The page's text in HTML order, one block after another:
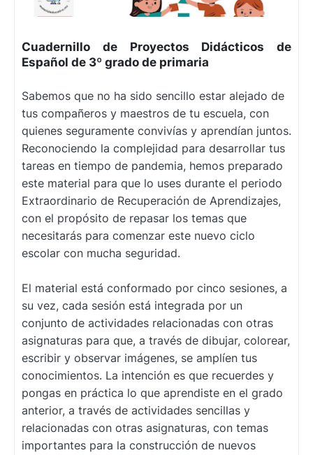
Cuadernillo de Proyectos Didácticos de
Español de 3º grado de primaria
Sabemos que no ha sido sencillo estar alejado de
tus compañeros y maestros de tu escuela, con
quienes seguramente convivías y aprendían juntos.
Reconociendo la complejidad para desarrollar tus
tareas en tiempo de pandemia, hemos preparado
este material para que lo uses durante el periodo
Extraordinario de Recuperación de Aprendizajes,
con el propósito de repasar los temas que
necesitarás para comenzar este nuevo ciclo
escolar con mucha seguridad.
El material está conformado por cinco sesiones, a
su vez, cada sesión está integrada por un
conjunto de actividades relacionadas con otras
asignaturas para que, a través de dibujar, colorear,
escribir y observar imágenes, se amplíen tus
conocimientos. La intención es que recuerdes y
pongas en práctica lo que aprendiste en el grado
anterior, a través de actividades sencillas y
relacionadas con otras asignaturas, con temas
importantes para la construcción de nuevos